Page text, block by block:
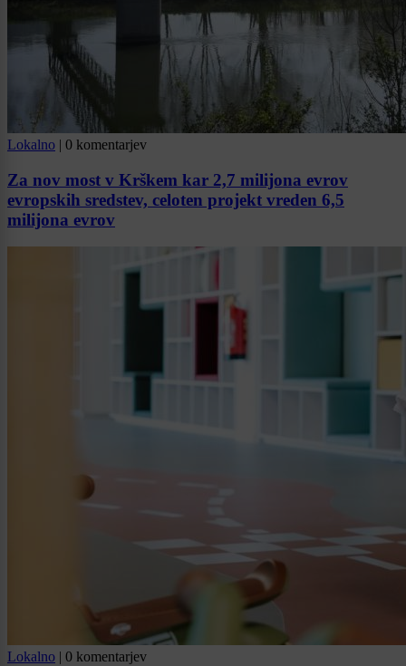
Lokalno | 0 komentarjev
Za nov most v Krškem kar 2,7 milijona evrov
evropskih sredstev, celoten projekt vreden 6,5
milijona evrov
Lokalno | 0 komentarjev